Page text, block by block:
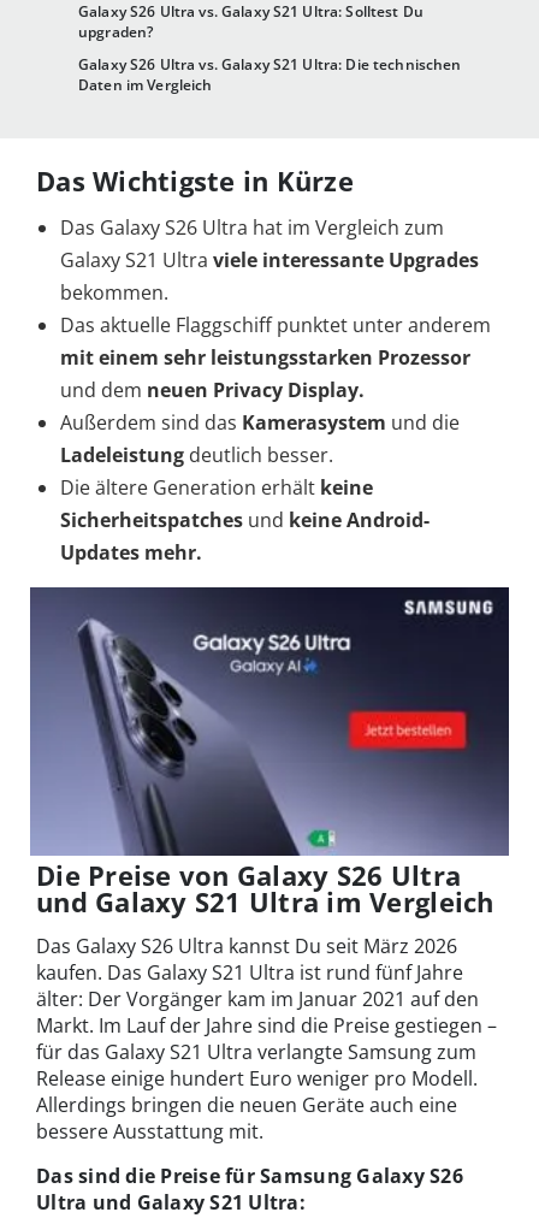
Galaxy S26 Ultra vs. Galaxy S21 Ultra: Solltest Du
upgraden?
Galaxy S26 Ultra vs. Galaxy S21 Ultra: Die technischen
Daten im Vergleich
Das Wichtigste in Kürze
Das Galaxy S26 Ultra hat im Vergleich zum
Galaxy S21 Ultra viele interessante Upgrades
bekommen.
Das aktuelle Flaggschiff punktet unter anderem
mit einem sehr leistungsstarken Prozessor
und dem neuen Privacy Display.
Außerdem sind das Kamerasystem und die
Ladeleistung deutlich besser.
Die ältere Generation erhält keine
Sicherheitspatches und keine Android-
Updates mehr.
Die Preise von Galaxy S26 Ultra
und Galaxy S21 Ultra im Vergleich
Das Galaxy S26 Ultra kannst Du seit März 2026
kaufen. Das Galaxy S21 Ultra ist rund fünf Jahre
älter: Der Vorgänger kam im Januar 2021 auf den
Markt. Im Lauf der Jahre sind die Preise gestiegen –
für das Galaxy S21 Ultra verlangte Samsung zum
Release einige hundert Euro weniger pro Modell.
Allerdings bringen die neuen Geräte auch eine
bessere Ausstattung mit.
Das sind die Preise für Samsung Galaxy S26
Ultra und Galaxy S21 Ultra: